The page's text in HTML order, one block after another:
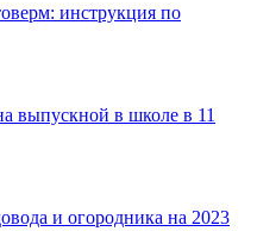
инструкция по
выпускной в школе в 11
и огородника на 2023